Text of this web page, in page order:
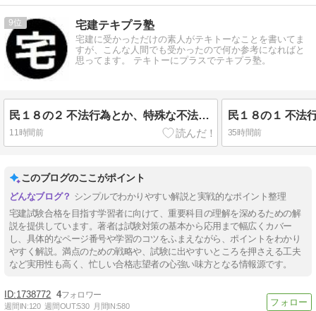
9 宅建テキプラ塾
宅建に受かっただけの素人がテキトーなことを書いてま
すが、こんな人間でも受かったので何か参考になればと
思ってます。 テキトーにプラスでテキプラ塾。
民１８の２ 不法行為とか、特殊な不法行為とか
11時間前
民１８の１ 不法
35時間前
このブログのここがポイント
シンプルでわかりやすい解説と実戦的なポイント整理
宅建試験合格を目指す学習者に向けて、重要科目の理解を深めるための解
説を提供しています。著者は試験対策の基本から応用まで幅広くカバー
し、具体的なページ番号や学習のコツをふまえながら、ポイントをわかり
やすく解説。満点のための戦略や、試験に出やすいところを押さえる工夫
など実用性も高く、忙しい合格志望者の心強い味方となる情報源です。
1738772 4
週間IN:120 週間OUT:530 月間IN:580